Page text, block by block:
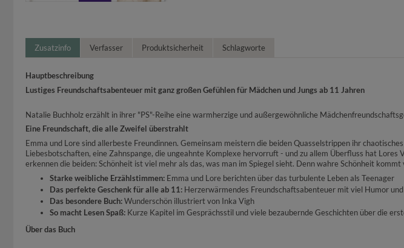
Zusatzinfo Verfasser Produktsicherheit Schlagworte
Hauptbeschreibung
Lustiges Freundschaftsabenteuer mit ganz großen Gefühlen für Mädchen und Jungs ab 11 Jahren
Natalie Buchholz erzählt in ihrer "PS"-Reihe eine warmherzige und außergewöhnliche
Eine Freundschaft, die alle Zweifel überstrahlt
Emma und Lore sind allerbeste Freundinnen. Gemeinsam meistern die beiden Quasselstrippen ihr
Liebesbotschaften, eine Zahnspange, die ungeahnte Komplexe hervorruft - und zu allem Überfluss hat
erkennen die beiden: Schönheit ist viel mehr als das, was man im Spiegel sieht. Denn wahre Schönheit
Starke weibliche Erzählstimmen: Emma und Lore berichten über das turbulente Leben als Teenager
Das perfekte Geschenk für alle ab 11: Herzerwärmendes Freundschaftsabenteuer mit viel Humor
Das besondere Buch:Wunderschön illustriert von Inka Vigh
So macht Lesen Spaß: Kurze Kapitel im Gesprächsstil und viele bezaubernde Geschichten über die
Über das Buch